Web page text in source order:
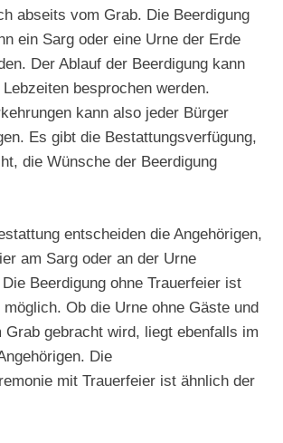
abseits vom Grab. Die Beerdigung
ein Sarg oder eine Urne der Erde
Der Ablauf der Beerdigung kann
besprochen werden.
kann also jeder Bürger
Es gibt die Bestattungsverfügung,
die Wünsche der Beerdigung
entscheiden die Angehörigen,
am Sarg oder an der Urne
Beerdigung ohne Trauerfeier ist
Ob die Urne ohne Gäste und
Grab gebracht wird, liegt ebenfalls im
Die
mit Trauerfeier ist ähnlich der